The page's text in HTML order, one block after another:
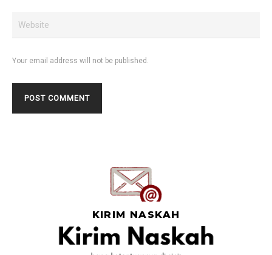
Your email address will not be published.
KIRIM NASKAH